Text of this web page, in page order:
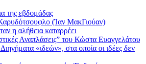
της εβδομάδας
Καρυδότσουφλο (Ίαν ΜακΓιούαν)
η αλήθεια καταρρέει
Αναπλάσεις” του Κώστα Ευαγγελάτου
«ιδεών», στα οποία οι ιδέες δεν